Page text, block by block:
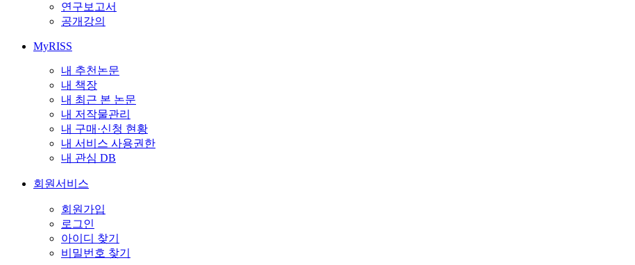
연구보고서
공개강의
MyRISS
내 추천논문
내 책장
내 최근 본 논문
내 저작물관리
내 구매·신청 현황
내 서비스 사용권한
내 관심 DB
회원서비스
회원가입
로그인
아이디 찾기
비밀번호 찾기